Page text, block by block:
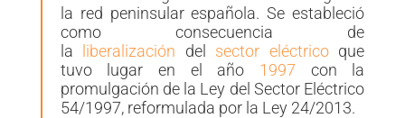
la red peninsular española. Se estableció
como consecuencia de
la liberalización del sector eléctricoque
tuvo lugar en el año 1997 con la
promulgación de la Ley del Sector Eléctrico
54/1997, reformulada por la Ley 24/2013.